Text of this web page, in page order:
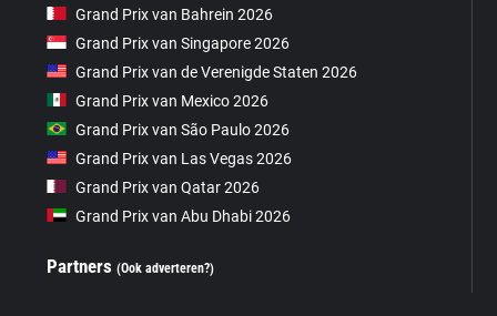
Grand Prix van Bahrein 2026
Grand Prix van Singapore 2026
Grand Prix van de Verenigde Staten 2026
Grand Prix van Mexico 2026
Grand Prix van São Paulo 2026
Grand Prix van Las Vegas 2026
Grand Prix van Qatar 2026
Grand Prix van Abu Dhabi 2026
Partners(Ook adverteren?)